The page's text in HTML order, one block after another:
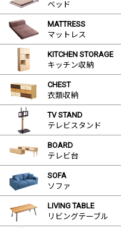
ベッド
MATTRESS
マットレス
KITCHEN STORAGE
キッチン収納
CHEST
衣類収納
TV STAND
テレビスタンド
BOARD
テレビ台
SOFA
ソファ
LIVING TABLE
リビングテーブル